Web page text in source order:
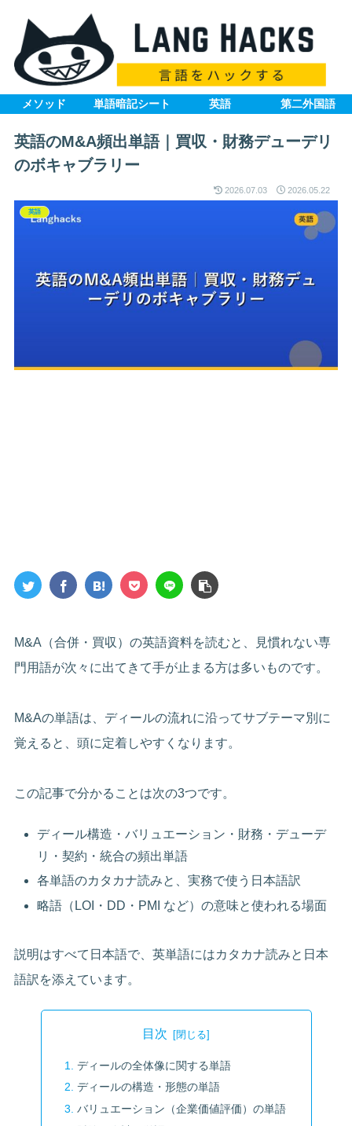
メソッド 単語暗記シート 英語 第二外国語
英語のM&A頻出単語｜買収・財務デューデリ
のボキャブラリー
2026.07.03 2026.05.22
英語
M&A（合併・買収）の英語資料を読むと、見慣れない専
門用語が次々に出てきて手が止まる方は多いものです。
M&Aの単語は、ディールの流れに沿ってサブテーマ別に
覚えると、頭に定着しやすくなります。
この記事で分かることは次の3つです。
ディール構造・バリュエーション・財務・デューデ
リ・契約・統合の頻出単語
各単語のカタカナ読みと、実務で使う日本語訳
略語（LOI・DD・PMI など）の意味と使われる場面
説明はすべて日本語で、英単語にはカタカナ読みと日本
語訳を添えています。
目次
ディールの全体像に関する単語
ディールの構造・形態の単語
バリュエーション（企業価値評価）の単語